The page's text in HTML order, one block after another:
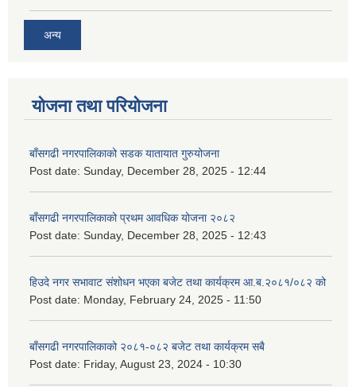
अन्य
योजना तथा परियोजना
बाँसगढी नगरपालिकाको सडक यातायात गुरुयोजना
Post date: Sunday, December 28, 2025 - 12:44
बाँसगढी नगरपालिकाको प्रथम आवधिक योजना २०८२
Post date: Sunday, December 28, 2025 - 12:43
हिउदे नगर सभावाट संशोधन भएका बजेट तथा कार्यक्रम आ.ब.२०८१/०८२ को
Post date: Monday, February 24, 2025 - 11:50
बाँसगढी नगरपालिकाको २०८१-०८२ बजेट तथा कार्यक्रम सबै
Post date: Friday, August 23, 2024 - 10:30